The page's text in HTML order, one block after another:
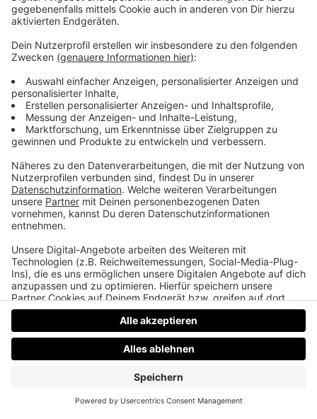
Kein Essen für den Bullen von Tölz
Bennos Mama hat zwar in der Serie fleißig gekocht,
aber…., außerdem: die Düfte der 90er Jahre, welche
Backstreet Boys miteinander verwandt sind und
eine neue Runde Fernsehraten der 90er.
DatenschutzImpressumAGBsJobsKontaktWerben